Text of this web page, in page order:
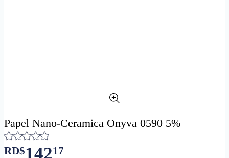
Papel Nano-Ceramica Onyva 0590 5%
RD$14217